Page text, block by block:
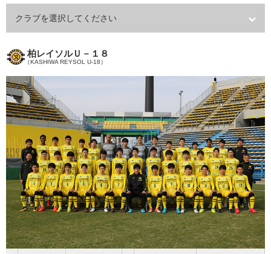
クラブを選択してください
柏レイソルＵ－１８
（KASHIWA REYSOL U-18）